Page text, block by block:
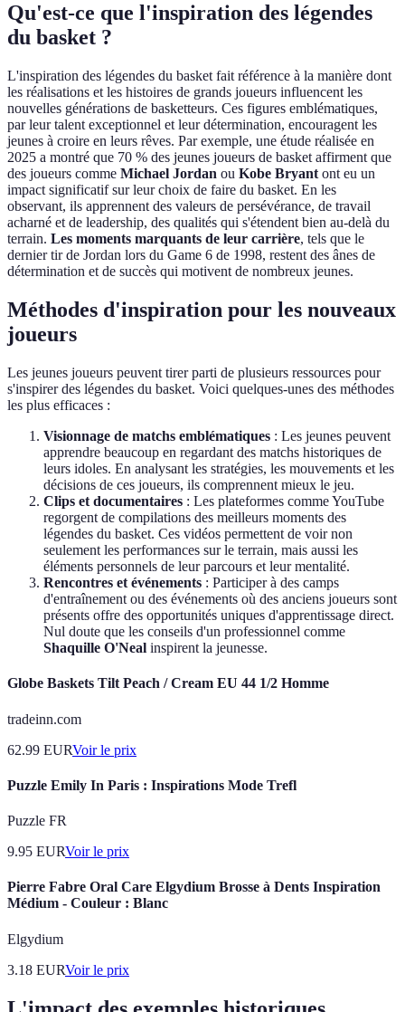
Qu'est-ce que l'inspiration des légendes
du basket ?
L'inspiration des légendes du basket fait référence à la manière dont
les réalisations et les histoires de grands joueurs influencent les
nouvelles générations de basketteurs. Ces figures emblématiques,
par leur talent exceptionnel et leur détermination, encouragent les
jeunes à croire en leurs rêves. Par exemple, une étude réalisée en
2025 a montré que 70 % des jeunes joueurs de basket affirment que
des joueurs comme Michael Jordan ou Kobe Bryant ont eu un
impact significatif sur leur choix de faire du basket. En les
observant, ils apprennent des valeurs de persévérance, de travail
acharné et de leadership, des qualités qui s'étendent bien au-delà du
terrain. Les moments marquants de leur carrière, tels que le
dernier tir de Jordan lors du Game 6 de 1998, restent des ânes de
détermination et de succès qui motivent de nombreux jeunes.
Méthodes d'inspiration pour les nouveaux
joueurs
Les jeunes joueurs peuvent tirer parti de plusieurs ressources pour
s'inspirer des légendes du basket. Voici quelques-unes des méthodes
les plus efficaces :
Visionnage de matchs emblématiques : Les jeunes peuvent
apprendre beaucoup en regardant des matchs historiques de
leurs idoles. En analysant les stratégies, les mouvements et les
décisions de ces joueurs, ils comprennent mieux le jeu.
Clips et documentaires : Les plateformes comme YouTube
regorgent de compilations des meilleurs moments des
légendes du basket. Ces vidéos permettent de voir non
seulement les performances sur le terrain, mais aussi les
éléments personnels de leur parcours et leur mentalité.
Rencontres et événements : Participer à des camps
d'entraînement ou des événements où des anciens joueurs sont
présents offre des opportunités uniques d'apprentissage direct.
Nul doute que les conseils d'un professionnel comme
Shaquille O'Neal inspirent la jeunesse.
Globe Baskets Tilt Peach / Cream EU 44 1/2 Homme
tradeinn.com
62.99 EURVoir le prix
Puzzle Emily In Paris : Inspirations Mode Trefl
Puzzle FR
9.95 EURVoir le prix
Pierre Fabre Oral Care Elgydium Brosse à Dents Inspiration
Médium - Couleur : Blanc
Elgydium
3.18 EURVoir le prix